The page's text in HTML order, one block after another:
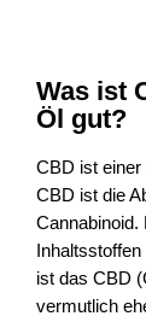
Was ist
Öl gut?
CBD ist einer
CBD ist die
Cannabinoid.
ist das CBD
vermutlich